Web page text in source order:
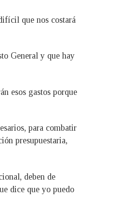
que nos costará
General y que hay
esos gastos porque
para combatir
presupuestaria,
deben de
dice que yo puedo